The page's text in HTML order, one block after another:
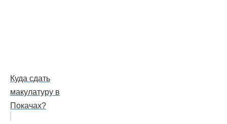
Куда сдать
макулатуру в
Покачах?